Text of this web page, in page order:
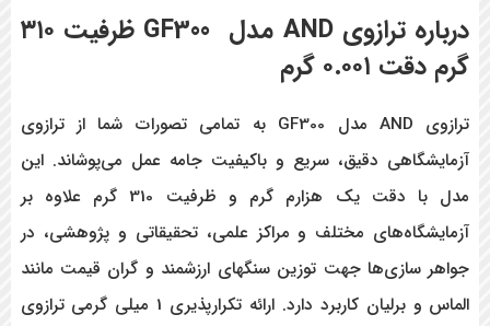
درباره ترازویAND مدل
ظرفیت ۳۱۰
گرم دقت ۰.۰۰۱ گرم
ترازوی AND مدل GF300 به تمامی تصورات شما از ترازوی
آزمایشگاهی دقیق، سریع و باکیفیت جامه عمل می‌پوشاند. این
مدل با دقت یک هزارم گرم و ظرفیت 310 گرم علاوه بر
آزمایشگاه‌های مختلف و مراکز علمی، تحقیقاتی و پژوهشی، در
جواهر سازی‌ها جهت توزین سنگهای ارزشمند و گران قیمت مانند
الماس و برلیان کاربرد دارد. ارائه تکرارپذیری 1 میلی گرمی ترازوی